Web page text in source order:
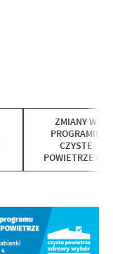
ZMIANY W
PROGRAMIE
CZYSTE
POWIETRZE OD
03.01.2023 R.